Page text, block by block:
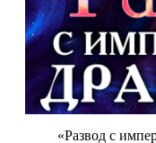
«Развод с